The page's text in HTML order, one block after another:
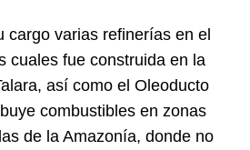
cargo varias refinerías en el
cuales fue construida en la
así como el Oleoducto
combustibles en zonas
de la Amazonía, donde no